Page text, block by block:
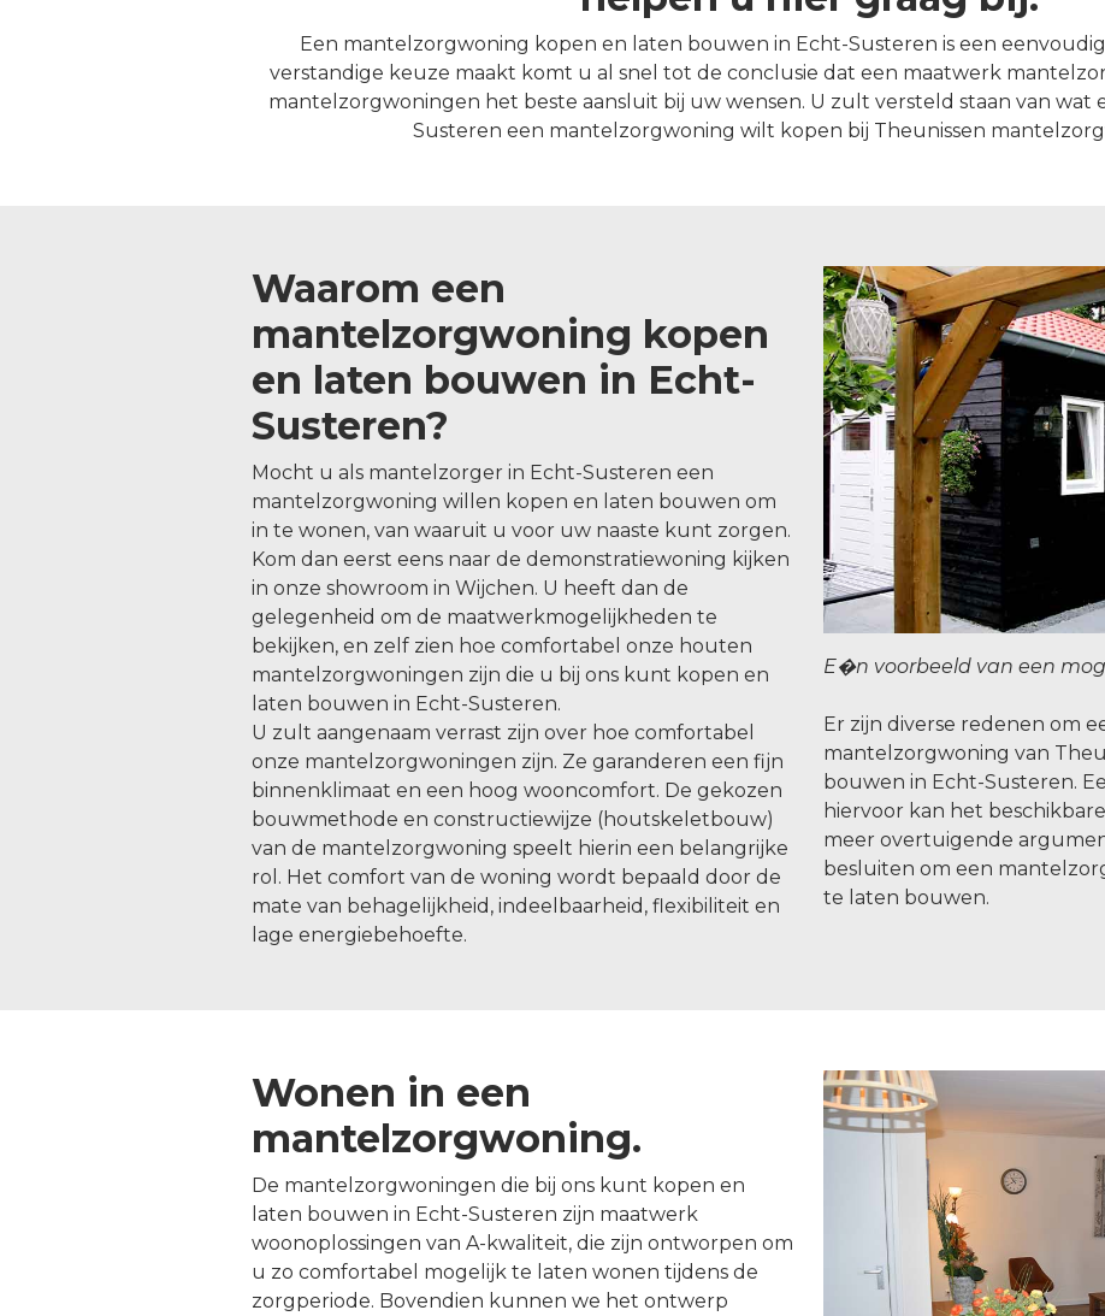
Een mantelzorgwoning kopen en laten bouwen in Echt-Susteren is een
verstandige keuze maakt komt u al snel tot de conclusie dat een maatwerk
mantelzorgwoningen het beste aansluit bij uw wensen. U zult versteld staan van wat
Susteren een mantelzorgwoning wilt kopen bij Theunissen
Waarom een
mantelzorgwoning kopen
en laten bouwen in Echt-
Susteren?
Mocht u als mantelzorger in Echt-Susteren een
mantelzorgwoning willen kopen en laten bouwen om
in te wonen, van waaruit u voor uw naaste kunt zorgen.
Kom dan eerst eens naar de demonstratiewoning kijken
in onze showroom in Wijchen. U heeft dan de
gelegenheid om de maatwerkmogelijkheden te
bekijken, en zelf zien hoe comfortabel onze houten
mantelzorgwoningen zijn die u bij ons kunt kopen en
laten bouwen in Echt-Susteren.
U zult aangenaam verrast zijn over hoe comfortabel
onze mantelzorgwoningen zijn. Ze garanderen een fijn
binnenklimaat en een hoog wooncomfort. De gekozen
bouwmethode en constructiewijze (houtskeletbouw)
van de mantelzorgwoning speelt hierin een belangrijke
rol. Het comfort van de woning wordt bepaald door de
mate van behagelijkheid, indeelbaarheid, flexibiliteit en
lage energiebehoefte.
E�n voorbeeld van een
Er zijn diverse redenen om
mantelzorgwoning van
bouwen in Echt-Susteren.
hiervoor kan het
meer overtuigende
besluiten om een
te laten bouwen.
Wonen in een
mantelzorgwoning.
De mantelzorgwoningen die bij ons kunt kopen en
laten bouwen in Echt-Susteren zijn maatwerk
woonoplossingen van A-kwaliteit, die zijn ontworpen om
u zo comfortabel mogelijk te laten wonen tijdens de
zorgperiode. Bovendien kunnen we het ontwerp